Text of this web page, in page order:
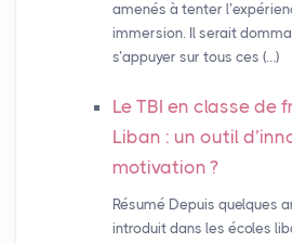
amenés à tenter
immersion. Il serait
s’appuyer sur tous ces (…)
Le TBI en classe de
Liban : un outil
motivation ?
Résumé Depuis quelques
introduit dans les écoles